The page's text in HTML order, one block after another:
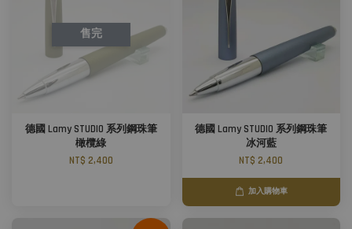
售完
德國 Lamy STUDIO 系列鋼珠筆
橄欖綠
NT$ 2,400
德國 Lamy STUDIO 系列鋼珠筆
冰河藍
NT$ 2,400
加入購物車